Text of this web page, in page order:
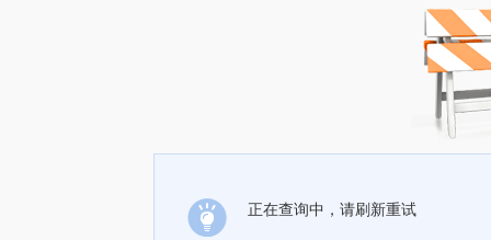
正在查询中，请刷新重试